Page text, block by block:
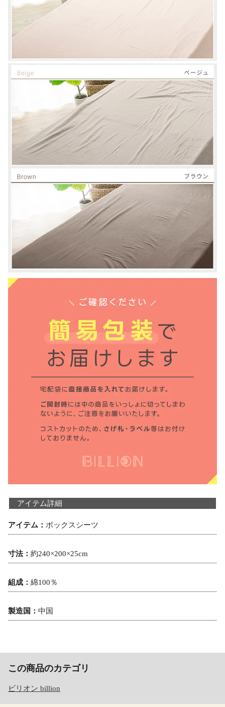
アイテム詳細
アイテム： ボックスシーツ
寸法： 約240×200×25cm
組成： 綿100％
製造国： 中国
この商品のカテゴリ
ビリオン billion